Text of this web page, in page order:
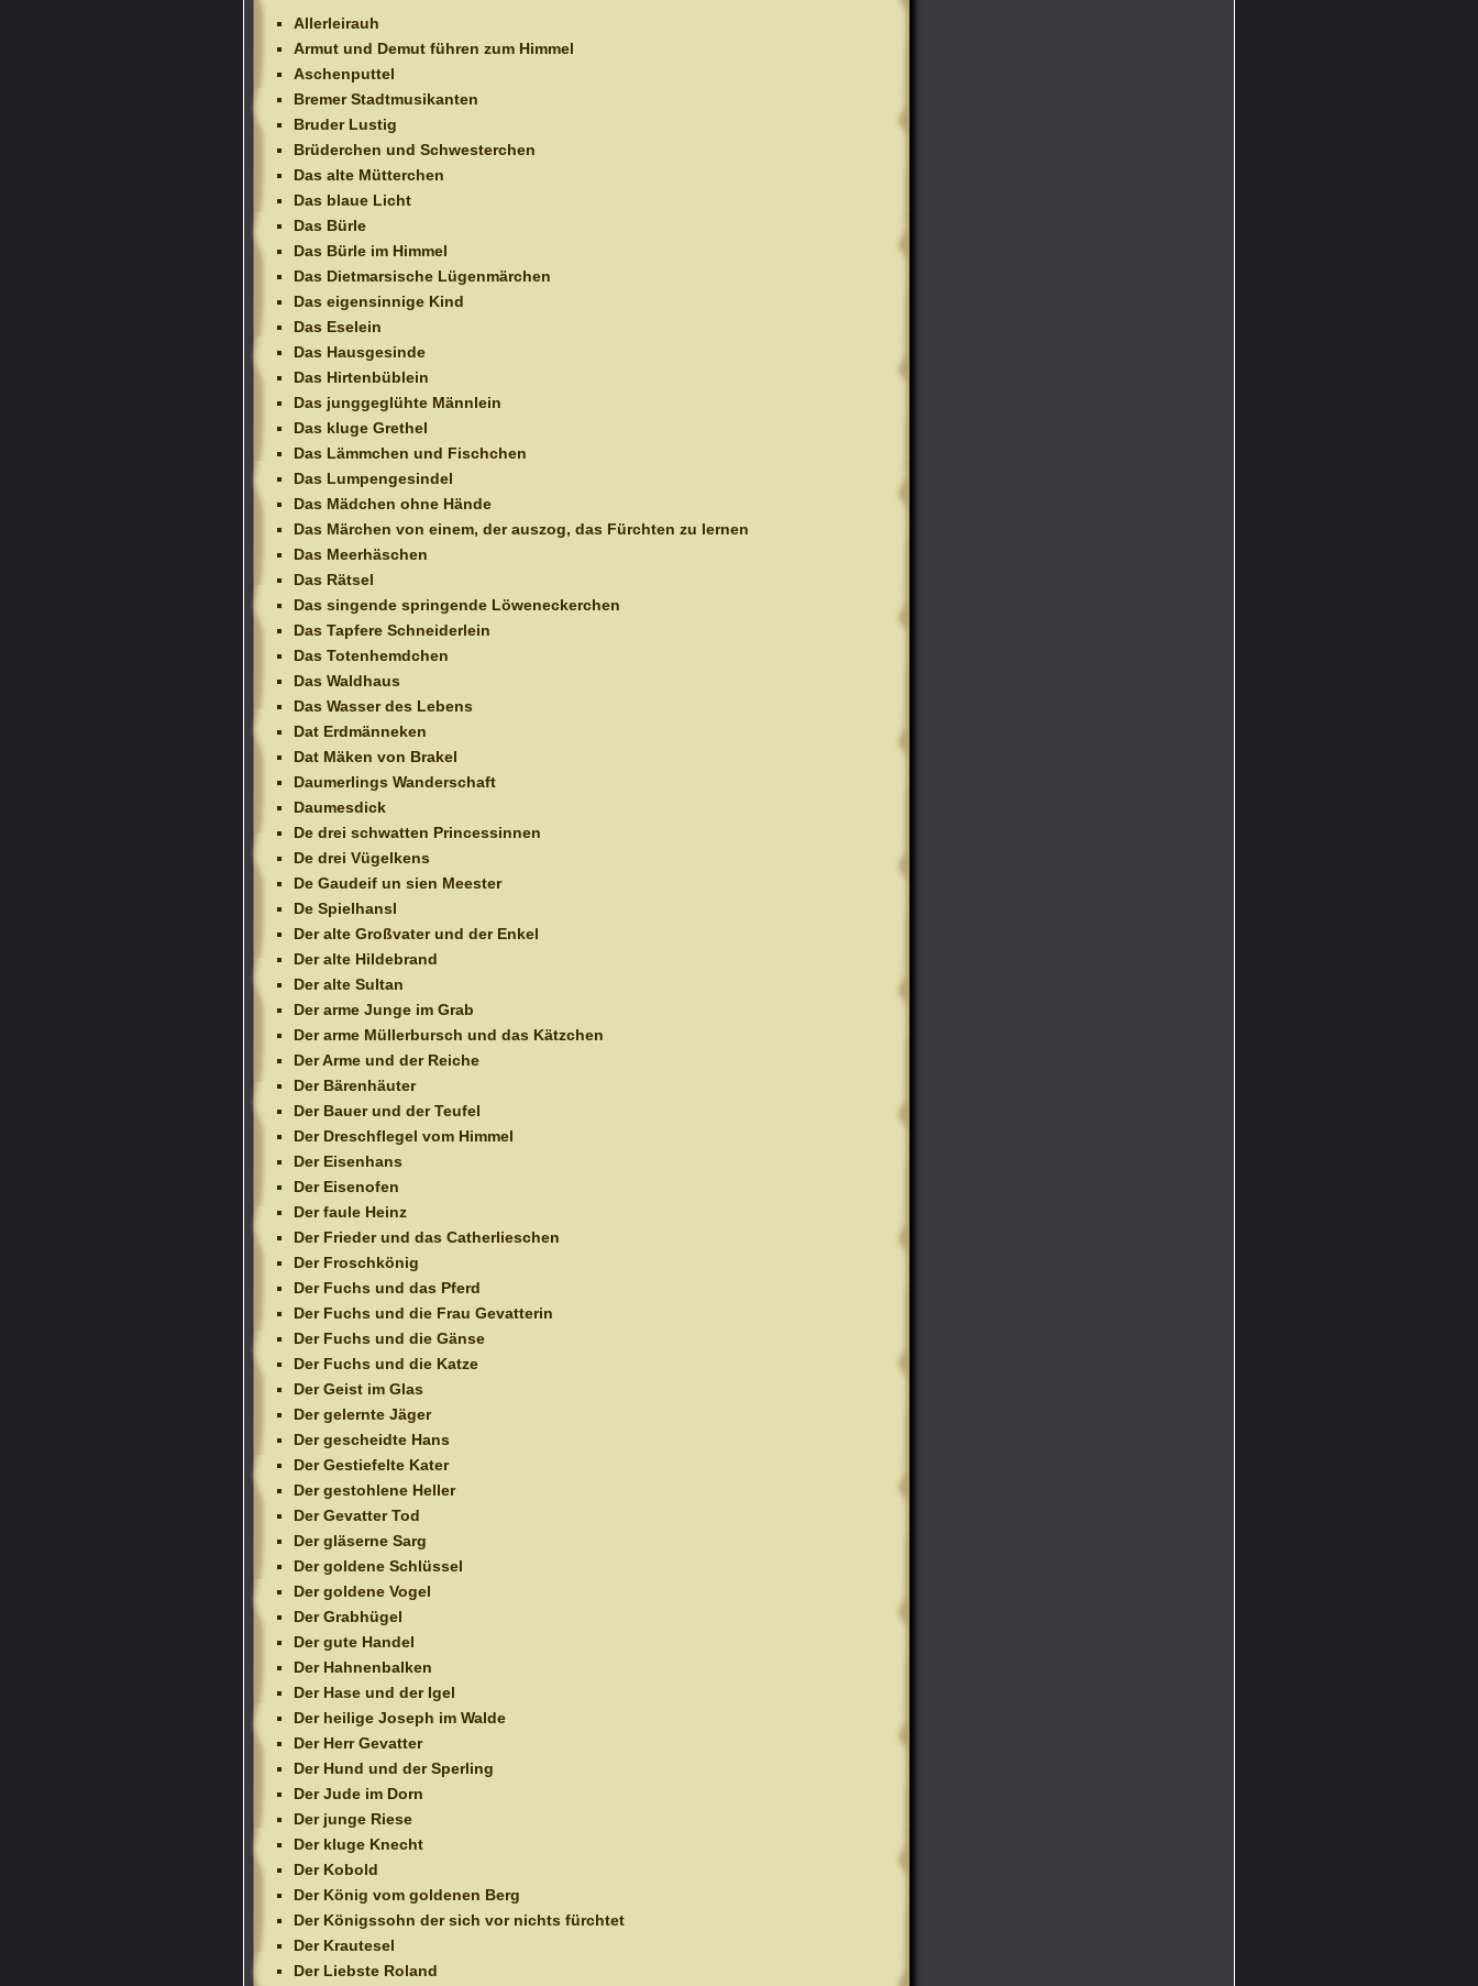
Allerleirauh
Armut und Demut führen zum Himmel
Aschenputtel
Bremer Stadtmusikanten
Bruder Lustig
Brüderchen und Schwesterchen
Das alte Mütterchen
Das blaue Licht
Das Bürle
Das Bürle im Himmel
Das Dietmarsische Lügenmärchen
Das eigensinnige Kind
Das Eselein
Das Hausgesinde
Das Hirtenbüblein
Das junggeglühte Männlein
Das kluge Grethel
Das Lämmchen und Fischchen
Das Lumpengesindel
Das Mädchen ohne Hände
Das Märchen von einem, der auszog, das Fürchten zu lernen
Das Meerhäschen
Das Rätsel
Das singende springende Löweneckerchen
Das Tapfere Schneiderlein
Das Totenhemdchen
Das Waldhaus
Das Wasser des Lebens
Dat Erdmänneken
Dat Mäken von Brakel
Daumerlings Wanderschaft
Daumesdick
De drei schwatten Princessinnen
De drei Vügelkens
De Gaudeif un sien Meester
De Spielhansl
Der alte Großvater und der Enkel
Der alte Hildebrand
Der alte Sultan
Der arme Junge im Grab
Der arme Müllerbursch und das Kätzchen
Der Arme und der Reiche
Der Bärenhäuter
Der Bauer und der Teufel
Der Dreschflegel vom Himmel
Der Eisenhans
Der Eisenofen
Der faule Heinz
Der Frieder und das Catherlieschen
Der Froschkönig
Der Fuchs und das Pferd
Der Fuchs und die Frau Gevatterin
Der Fuchs und die Gänse
Der Fuchs und die Katze
Der Geist im Glas
Der gelernte Jäger
Der gescheidte Hans
Der Gestiefelte Kater
Der gestohlene Heller
Der Gevatter Tod
Der gläserne Sarg
Der goldene Schlüssel
Der goldene Vogel
Der Grabhügel
Der gute Handel
Der Hahnenbalken
Der Hase und der Igel
Der heilige Joseph im Walde
Der Herr Gevatter
Der Hund und der Sperling
Der Jude im Dorn
Der junge Riese
Der kluge Knecht
Der Kobold
Der König vom goldenen Berg
Der Königssohn der sich vor nichts fürchtet
Der Krautesel
Der Liebste Roland